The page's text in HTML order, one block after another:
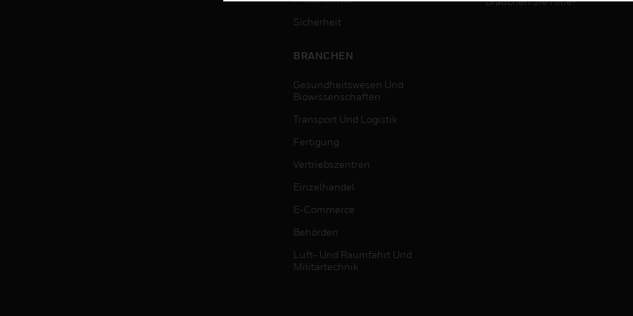
Sicherheit
BRANCHEN
Gesundheitswesen Und
Biowissenschaften
Transport Und Logistik
Fertigung
Vertriebszentren
Einzelhandel
E-Commerce
Behörden
Luft- Und Raumfahrt Und
Militärtechnik